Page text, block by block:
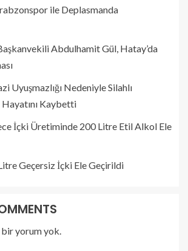
ile Deplasmanda
Abdulhamit Gül, Hatay’da
Uyuşmazlığı Nedeniyle Silahlı
Kaybetti
İçki Üretiminde 200 Litre Etil Alkol Ele
Geçersiz İçki Ele Geçirildi
yorum yok.